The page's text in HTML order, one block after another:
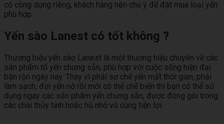
có công dụng riêng, khách hàng nên chú ý để đặt mua loại yến
phù hợp.
Yến sào Lanest có tốt không ?
Thương hiệu yến sào Lanest là một thương hiệu chuyên về các
sản phẩm tổ yến chưng sẵn, phù hợp với cuộc sống hiện đại
bận rộn ngày nay. Thay vì phải sơ chế yến mất thời gian, phải
làm sạch, đợi yến nở rồi mới có thể chế biến thì bạn có thể sử
dụng ngay các sản phẩm yến chưng sẵn, được đóng gói trong
các chai thủy tinh hoặc hũ nhỏ vô cùng tiện lợi.